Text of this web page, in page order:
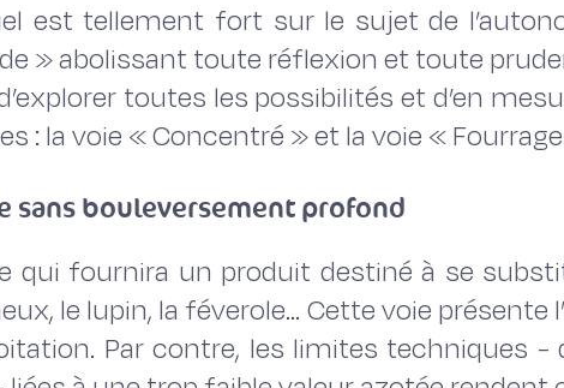
est tellement fort sur le sujet de
» abolissant toute réflexion et toute
toutes les possibilités et d’en
: la voie « Concentré » et la voie «
sans bouleversement profond
qui fournira un produit destiné à se
le lupin, la féverole... Cette voie présente
Par contre, les limites techniques